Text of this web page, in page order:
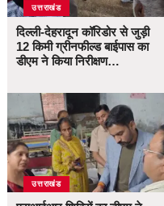
उत्तराखंड
दिल्ली-देहरादून कॉरिडोर से जुड़ी
12 किमी ग्रीनफील्ड बाईपास का
डीएम ने किया निरीक्षण…
उत्तराखंड